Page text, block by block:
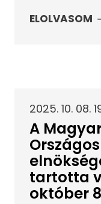
ELOLVASOM
2025. 10. 08.
A
tartotta
október